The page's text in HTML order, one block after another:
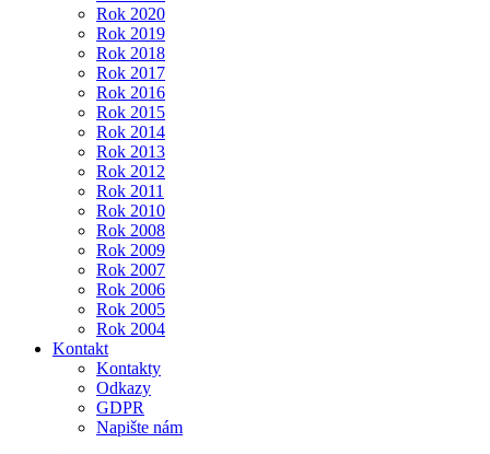
Rok 2020
Rok 2019
Rok 2018
Rok 2017
Rok 2016
Rok 2015
Rok 2014
Rok 2013
Rok 2012
Rok 2011
Rok 2010
Rok 2008
Rok 2009
Rok 2007
Rok 2006
Rok 2005
Rok 2004
Kontakt
Kontakty
Odkazy
GDPR
Napište nám